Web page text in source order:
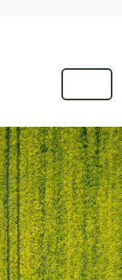
MENU